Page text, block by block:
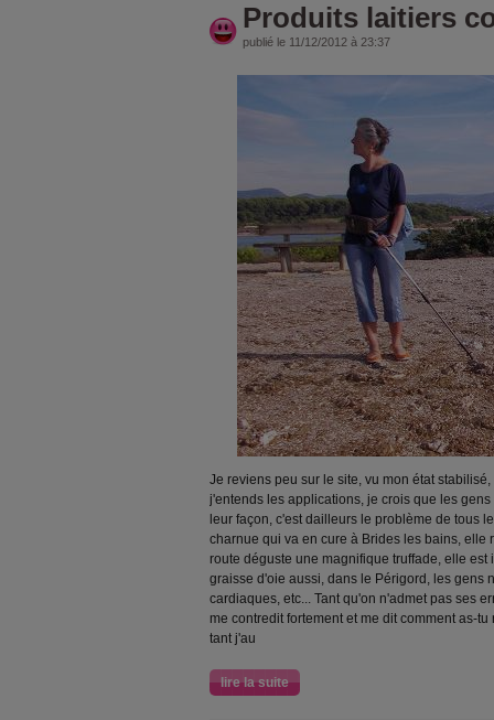
Produits laitiers
publié le 11/12/2012 à 23:37
Je reviens peu sur le site, vu mon état
j'entends les applications, je crois que les
leur façon, c'est dailleurs le problème de tous
charnue qui va en cure à Brides les bains, elle
route déguste une magnifique truffade, elle
graisse d'oie aussi, dans le Périgord, les gens
cardiaques, etc... Tant qu'on n'admet pas ses
me contredit fortement et me dit comment as-
tant j'au
lire la suite